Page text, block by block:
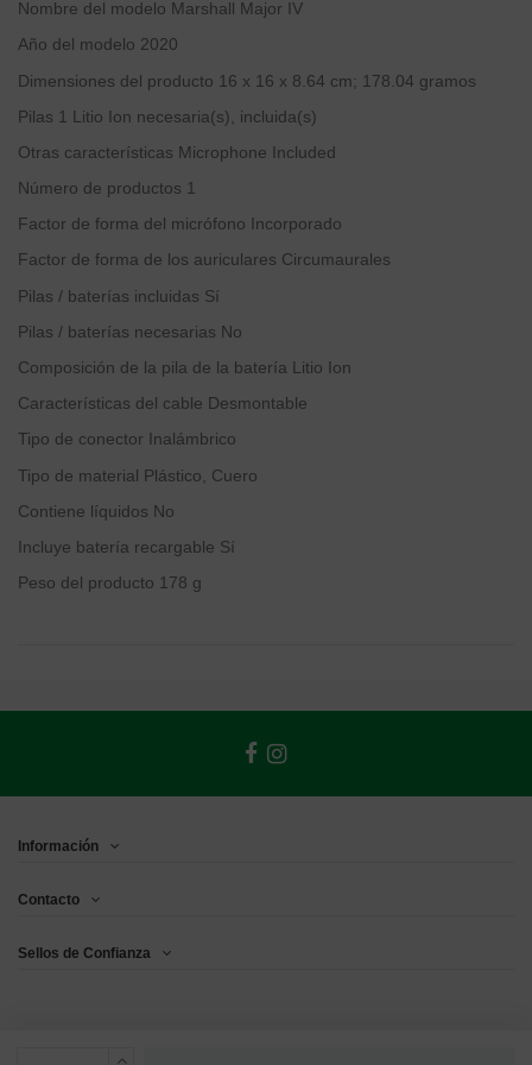
Nombre del modelo ‎Marshall Major IV
Año del modelo ‎2020
Dimensiones del producto ‎16 x 16 x 8.64 cm; 178.04 gramos
Pilas ‎1 Litio Ion necesaria(s), incluida(s)
Otras características ‎Microphone Included
Número de productos ‎1
Factor de forma del micrófono ‎Incorporado
Factor de forma de los auriculares ‎Circumaurales
Pilas / baterías incluidas ‎Sí
Pilas / baterías necesarias ‎No
Composición de la pila de la batería ‎Litio Ion
Características del cable ‎Desmontable
Tipo de conector ‎Inalámbrico
Tipo de material ‎Plástico, Cuero
Contiene líquidos ‎No
Incluye batería recargable ‎Sí
Peso del producto ‎178 g
Información
Contacto
Sellos de Confianza